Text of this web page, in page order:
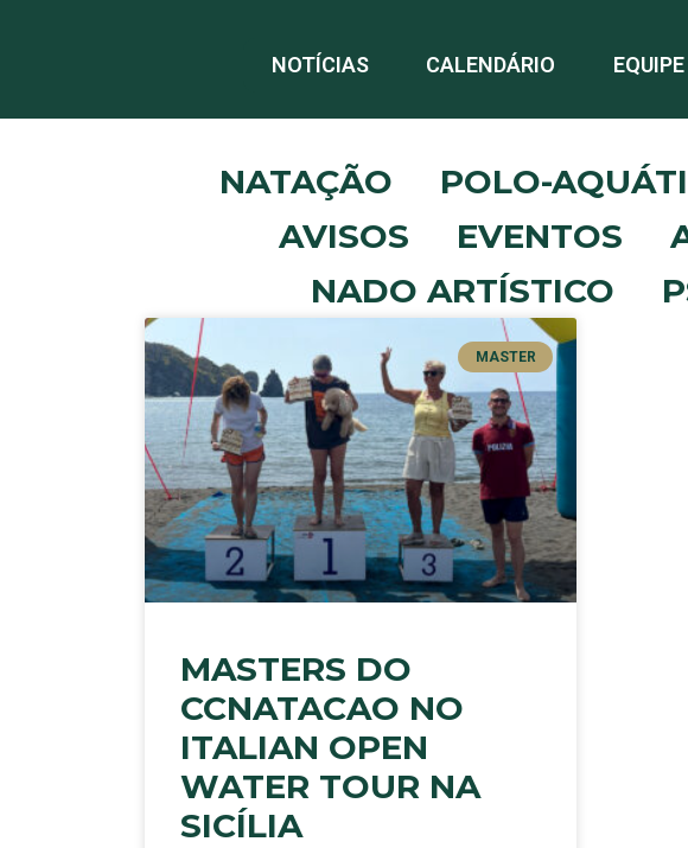
NOTÍCIAS CALENDÁRIO EQUIPE
NATAÇÃO POLO-
AVISOS
EVENTOS
NADO ARTÍSTICO
MASTER
MASTERS DO
CCNATACAO NO
ITALIAN OPEN
WATER TOUR NA
SICÍLIA